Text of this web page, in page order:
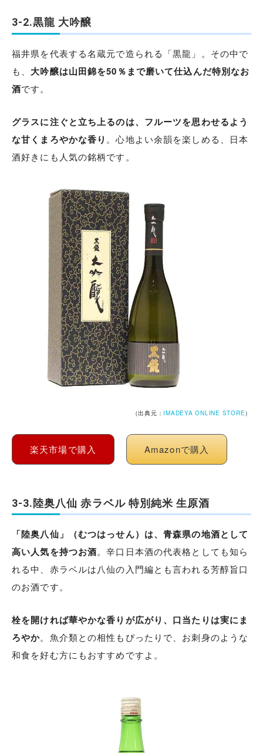
3-2.黒龍 大吟醸
福井県を代表する名蔵元で造られる「黒龍」。その中で
も、 大吟醸は山田錦を50％まで磨いて仕込んだ特別なお
酒です。
グラスに注ぐと立ち上るのは、フルーツを思わせるよう
な甘くまろやかな香り 。心地よい余韻を楽しめる、日本
酒好きにも人気の銘柄です。
（出典元： IMADEYA ONLINE STORE）
楽天市場で購入 Amazonで購入
3-3.陸奥八仙 赤ラベル 特別純米 生原酒
「陸奥八仙」（むつはっせん）は、青森県の地酒として
高い人気を持つお酒。辛口日本酒の代表格としても知ら
れる中、赤ラベルは八仙の入門編とも言われる芳醇旨口
のお酒です。
栓を開ければ華やかな香りが広がり、口当たりは実にま
ろやか。魚介類との相性もぴったりで、お刺身のような
和食を好む方にもおすすめですよ。